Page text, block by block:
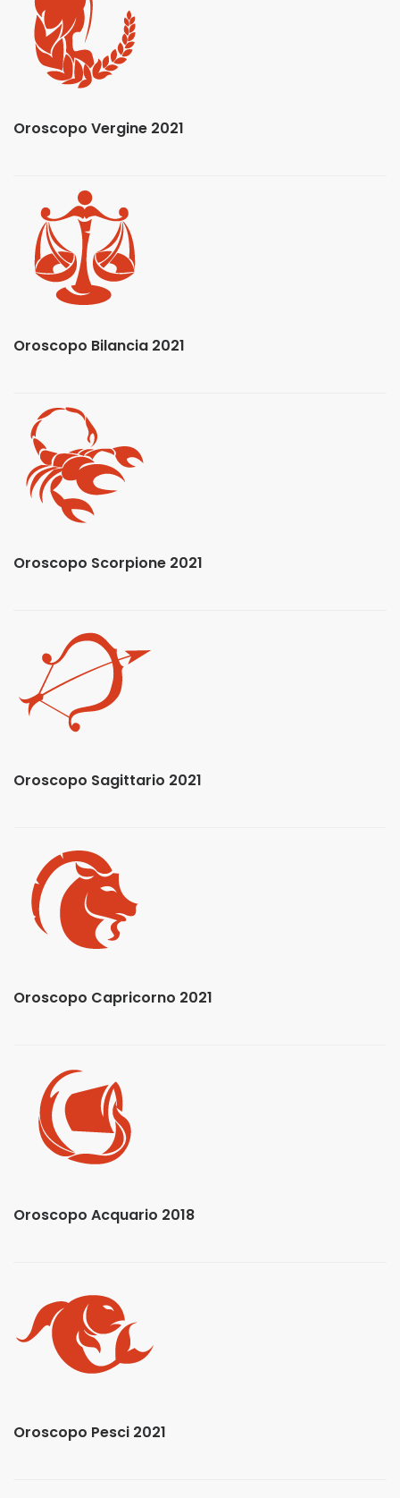
Oroscopo Vergine 2021
Oroscopo Bilancia 2021
Oroscopo Scorpione 2021
Oroscopo Sagittario 2021
Oroscopo Capricorno 2021
Oroscopo Acquario 2018
Oroscopo Pesci 2021